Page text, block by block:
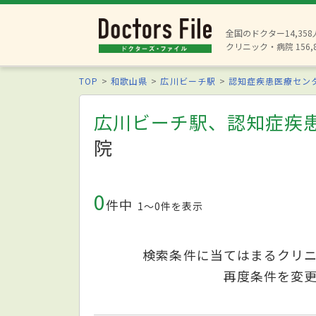
全国のドクター14,358
クリニック・病院
TOP 和歌山県 広川ビーチ駅 認知症疾患医療セン
広川ビーチ駅、認知症疾
院
0件中 1〜0件を表示
検索条件に当てはまるクリ
再度条件を変